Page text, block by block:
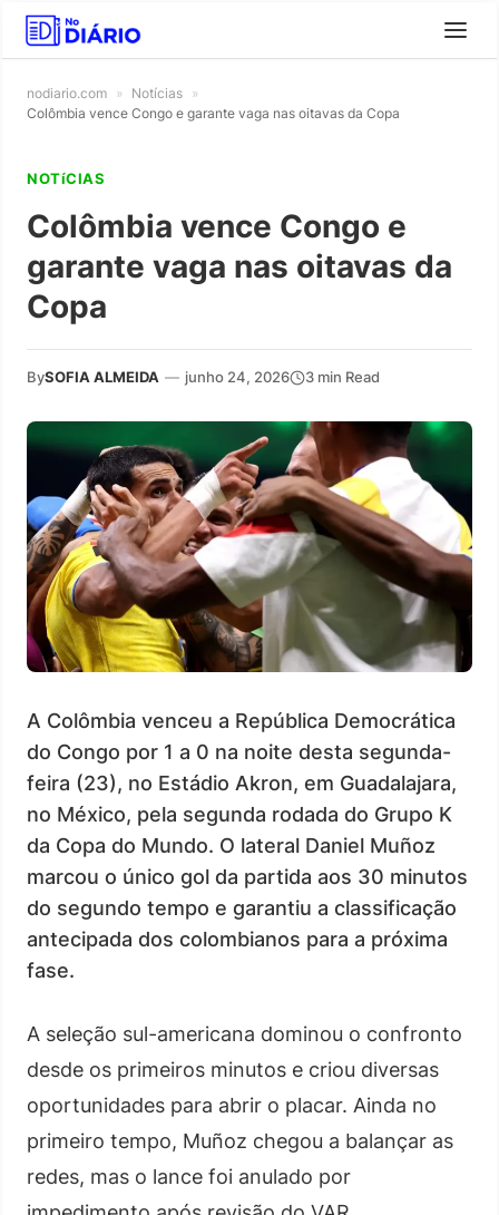
nodiario.com » Notícias »
Colômbia vence Congo e garante vaga nas oitavas da Copa
NOTíCIAS
Colômbia vence Congo e
garante vaga nas oitavas da
Copa
BySOFIA ALMEIDA — junho 24, 2026 3 min Read
A Colômbia venceu a República Democrática
do Congo por 1 a 0 na noite desta segunda-
feira (23), no Estádio Akron, em Guadalajara,
no México, pela segunda rodada do Grupo K
da Copa do Mundo. O lateral Daniel Muñoz
marcou o único gol da partida aos 30 minutos
do segundo tempo e garantiu a classificação
antecipada dos colombianos para a próxima
fase.
A seleção sul-americana dominou o confronto
desde os primeiros minutos e criou diversas
oportunidades para abrir o placar. Ainda no
primeiro tempo, Muñoz chegou a balançar as
redes, mas o lance foi anulado por